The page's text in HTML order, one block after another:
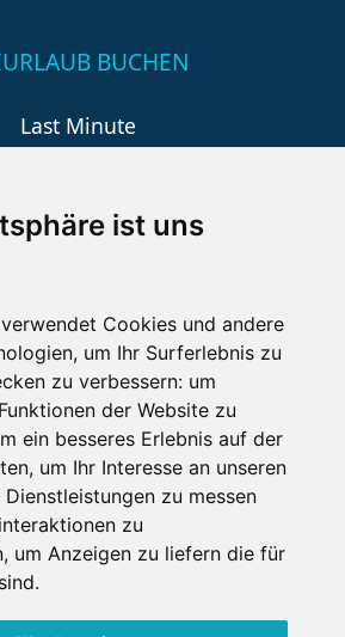
ist uns
Cookies und andere
um Ihr Surferlebnis zu
zu verbessern: um
der Website zu
ein besseres Erlebnis auf der
, um Ihr Interesse an unseren
zu messen
zu
, um Anzeigen zu liefern die für
.
BUCHEN
Last Minute
Wellness
SKI APP
Ski APP für iOS und Android - Ein
und Schneefreaks!